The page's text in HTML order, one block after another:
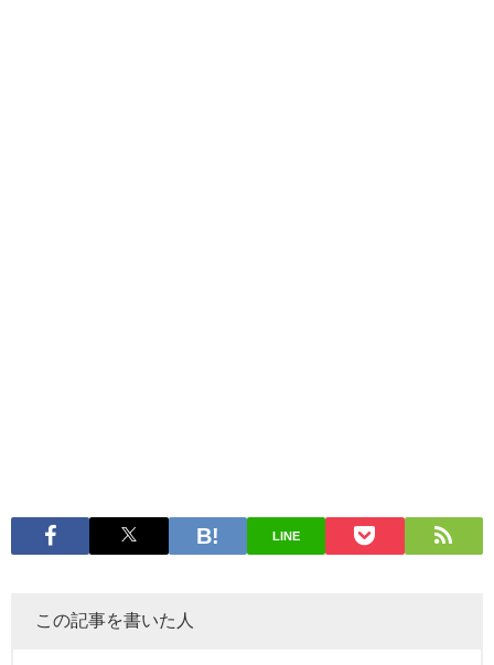
LINE
この記事を書いた人